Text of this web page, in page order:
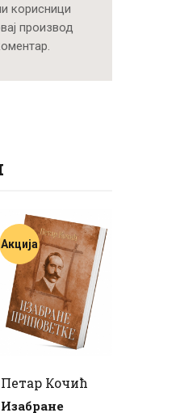
корисници
производ
Акција
Петар Кочић
Изабране